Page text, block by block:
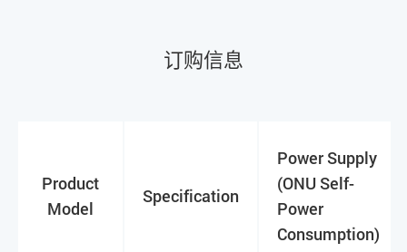
订购信息
Product
Model
Specification
Power Supply
(ONU Self-
Power
Consumption)